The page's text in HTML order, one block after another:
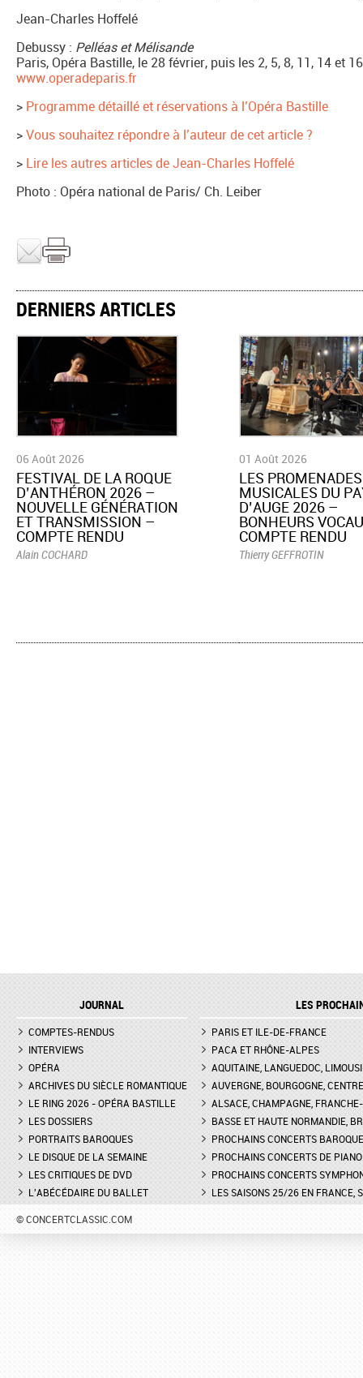
Jean-Charles Hoffelé
Debussy : Pelléas et Mélisande
Paris, Opéra Bastille, le 28 février, puis les 2, 5, 8, 11, 14 et
www.operadeparis.fr
> Programme détaillé et réservations à l’Opéra Bastille
>Vous souhaitez répondre à l’auteur de cet article ?
> Lire les autres articles de Jean-Charles Hoffelé
Photo : Opéra national de Paris/ Ch. Leiber
DERNIERS ARTICLES
06 Août 2026
​FESTIVAL DE LA ROQUE
D’ANTHÉRON 2026 –
NOUVELLE GÉNÉRATION
ET TRANSMISSION –
COMPTE RENDU
Alain COCHARD
01 Août 2026
LES PROMENADES
MUSICALES DU
D’AUGE 2026 –
BONHEURS
COMPTE RENDU
Thierry GEFFROTIN
JOURNAL
COMPTES-RENDUS
INTERVIEWS
OPÉRA
ARCHIVES DU SIÈCLE ROMANTIQUE
LE RING 2026 - OPÉRA BASTILLE
LES DOSSIERS
PORTRAITS BAROQUES
LE DISQUE DE LA SEMAINE
LES CRITIQUES DE DVD
L'ABÉCÉDAIRE DU BALLET
LES
PARIS ET ILE-DE-FRANCE
PACA ET RHÔNE-ALPES
AQUITAINE, LANGUEDOC,
AUVERGNE, BOURGOGNE, CENTRE
ALSACE, CHAMPAGNE,
BASSE ET HAUTE NORMANDIE,
PROCHAINS CONCERTS
PROCHAINS CONCERTS DE PIANO
PROCHAINS CONCERTS
LES SAISONS 25/26 EN FRANCE,
© CONCERTCLASSIC.COM